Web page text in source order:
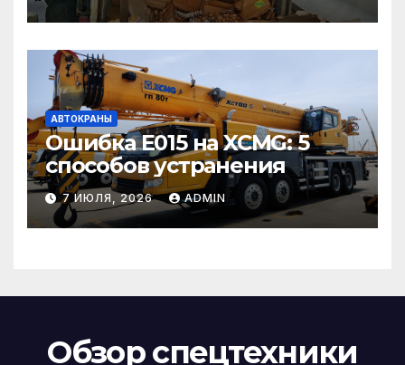
АВТОКРАНЫ
Ошибка E015 на XCMG: 5
способов устранения
7 ИЮЛЯ, 2026 ADMIN
Обзор спецтехники